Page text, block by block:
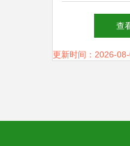
物到
查
更新时间：2026-